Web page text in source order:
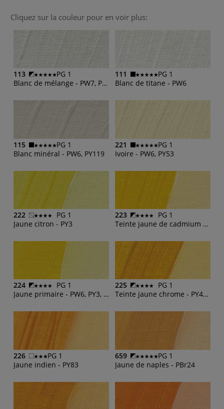
Cliquez sur la couleur pour en voir plus:
113
PG 1
Blanc de mélange - PW7, PW5
111
PG 1
Blanc de titane - PW6
115
PG 1
Blanc minéral - PW6, PY119
221
PG 1
Ivoire - PW6, PY53
222
PG 1
Jaune citron - PY3
223
PG 1
Teinte jaune de cadmium - PY74
224
PG 1
Jaune primaire - PW6, PY3, PY74
225
PG 1
Teinte jaune chrome - PY42, PY74
226
PG 1
Jaune indien - PY83
659
PG 1
Jaune de naples - PBr24